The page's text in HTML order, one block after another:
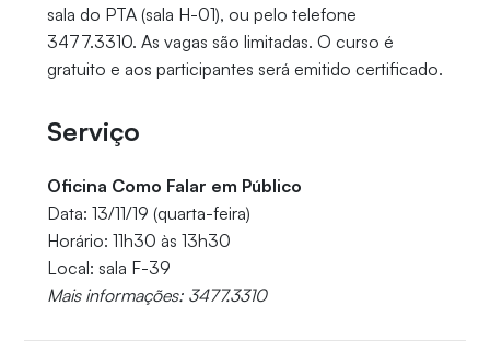
sala do PTA (sala H-01), ou pelo telefone
3477.3310. As vagas são limitadas. O curso é
gratuito e aos participantes será emitido certificado.
Serviço
Oficina Como Falar em Público
Data: 13/11/19 (quarta-feira)
Horário: 11h30 às 13h30
Local: sala F-39
Mais informações: 3477.3310